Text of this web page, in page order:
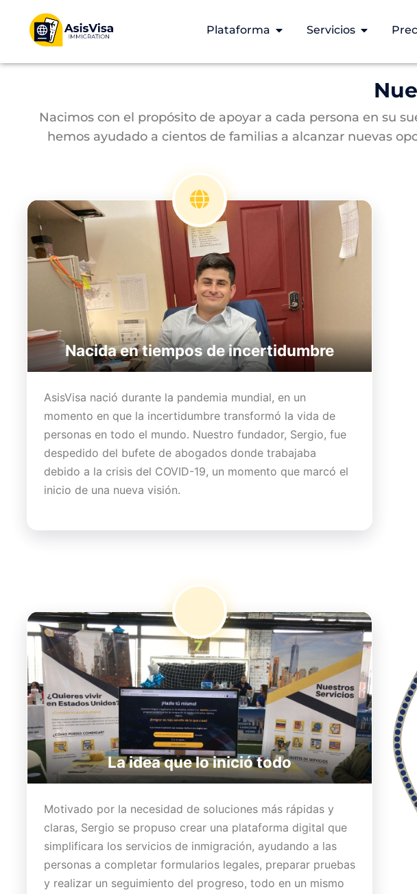
Plataforma Servicios
Nacimos con el propósito de apoyar a cada persona en su
hemos ayudado a cientos de familias a alcanzar nuevas
Nacida en tiempos de incertidumbre
AsisVisa nació durante la pandemia mundial, en un
momento en que la incertidumbre transformó la vida de
personas en todo el mundo. Nuestro fundador, Sergio, fue
despedido del bufete de abogados donde trabajaba
debido a la crisis del COVID-19, un momento que marcó el
inicio de una nueva visión.
La idea que lo inició todo
Motivado por la necesidad de soluciones más rápidas y
claras, Sergio se propuso crear una plataforma digital que
simplificara los servicios de inmigración, ayudando a las
personas a completar formularios legales, preparar pruebas
y realizar un seguimiento del progreso, todo en un mismo